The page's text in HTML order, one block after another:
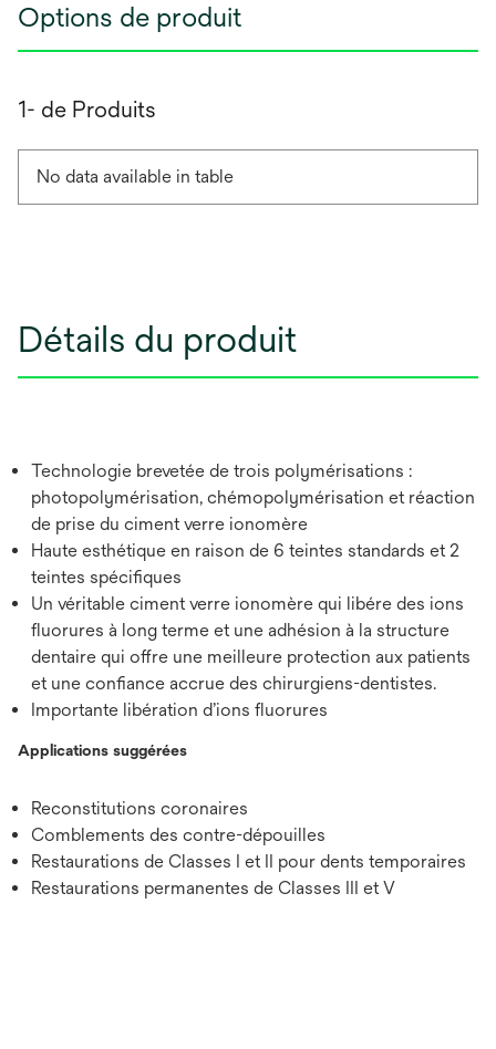
Options de produit
1- de Produits
No data available in table
Détails du produit
Technologie brevetée de trois polymérisations :
photopolymérisation, chémopolymérisation et réaction
de prise du ciment verre ionomère
Haute esthétique en raison de 6 teintes standards et 2
teintes spécifiques
Un véritable ciment verre ionomère qui libére des ions
fluorures à long terme et une adhésion à la structure
dentaire qui offre une meilleure protection aux patients
et une confiance accrue des chirurgiens-dentistes.
Importante libération d’ions fluorures
Applications suggérées
Reconstitutions coronaires
Comblements des contre-dépouilles
Restaurations de Classes I et II pour dents temporaires
Restaurations permanentes de Classes III et V